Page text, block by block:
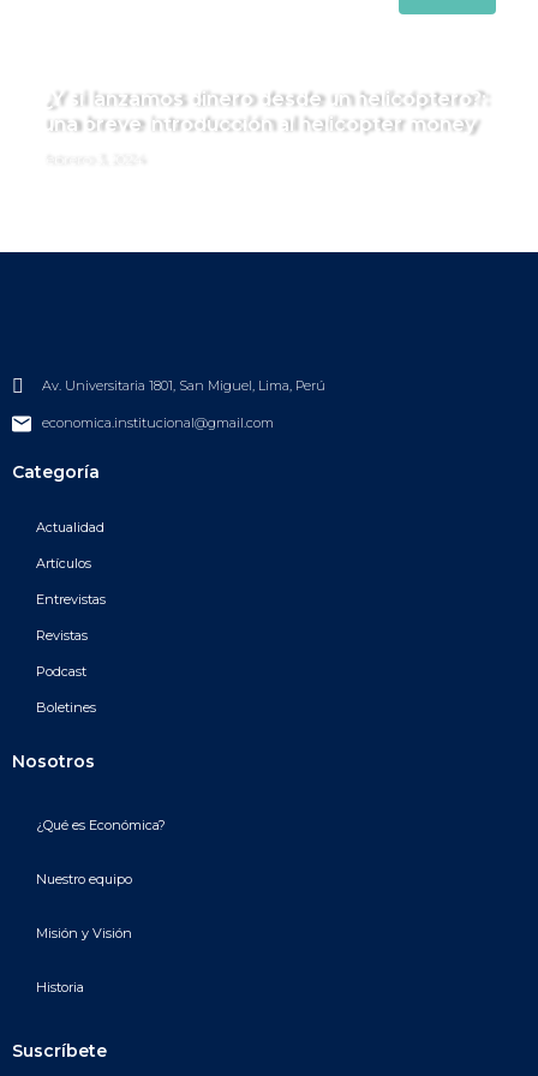
¿Y si lanzamos dinero desde un helicóptero?:
una breve introducción al helicopter money
Av. Universitaria 1801, San Miguel, Lima, Perú
economica.institucional@gmail.com
Categoría
Actualidad
Artículos
Entrevistas
Revistas
Podcast
Boletines
Nosotros
¿Qué es Económica?
Nuestro equipo
Misión y Visión
Historia
Suscríbete